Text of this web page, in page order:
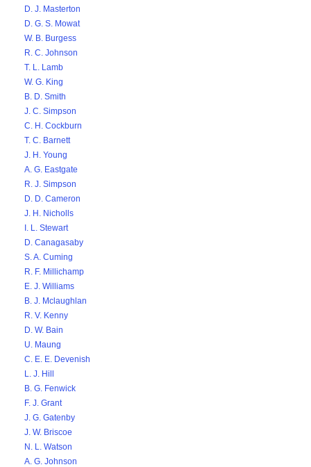
D. J. Masterton
D. G. S. Mowat
W. B. Burgess
R. C. Johnson
T. L. Lamb
W. G. King
B. D. Smith
J. C. Simpson
C. H. Cockburn
T. C. Barnett
J. H. Young
A. G. Eastgate
R. J. Simpson
D. D. Cameron
J. H. Nicholls
I. L. Stewart
D. Canagasaby
S. A. Cuming
R. F. Millichamp
E. J. Williams
B. J. Mclaughlan
R. V. Kenny
D. W. Bain
U. Maung
C. E. E. Devenish
L. J. Hill
B. G. Fenwick
F. J. Grant
J. G. Gatenby
J. W. Briscoe
N. L. Watson
A. G. Johnson